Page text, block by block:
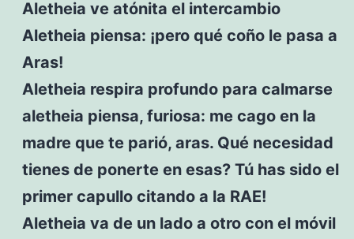
Aletheia ve atónita el intercambio
Aletheia piensa: ¡pero qué coño le pasa a
Aras!
Aletheia respira profundo para calmarse
aletheia piensa, furiosa: me cago en la
madre que te parió, aras. Qué necesidad
tienes de ponerte en esas? Tú has sido el
primer capullo citando a la RAE!
Aletheia va de un lado a otro con el móvil